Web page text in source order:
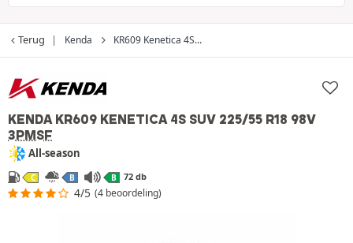
Terug Kenda KR609 Kenetica 4S...
KENDA KR609 KENETICA 4S SUV 225/55 R18 98V
3PMSF
All-season
C B B 72 db
4/5 (4 beoordeling)